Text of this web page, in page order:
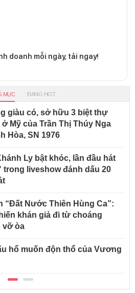
doanh mỗi ngày, tải ngay!
MỤC ĐANG HOT
giàu có, sở hữu 3 biệt thự
ở Mỹ của Trần Thị Thúy Nga
Hòa, SN 1976
Ly bật khóc, lần đầu hát
trong liveshow đánh dấu 20
“Đất Nước Thiên Hùng Ca”:
khán giả đi từ choáng
vỡ òa
hổ muốn độn thổ của Vương